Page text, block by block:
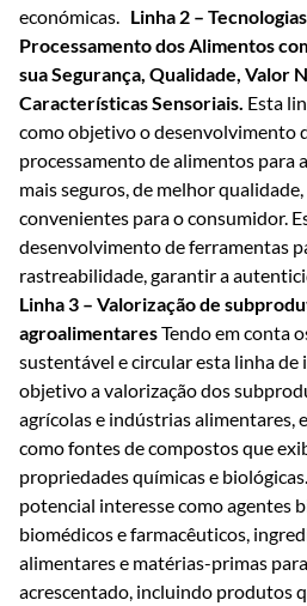
económicas. Linha 2 –
Processamento dos Alimentos
sua Segurança, Qualidade, Valor
Características Sensoriais. Esta
como objetivo o desenvolvimento
processamento de alimentos para
mais seguros, de melhor
convenientes para o consumidor.
desenvolvimento de ferramentas
rastreabilidade, garantir a
Linha 3 – Valorização de
agroalimentaresTendo em conta
sustentável e circular esta linha de
objetivo a valorização dos
agrícolas e indústrias alimentares,
como fontes de compostos que
propriedades químicas e
potencial interesse como agentes
biomédicos e farmacêuticos,
alimentares e matérias-primas
acrescentado, incluindo produtos